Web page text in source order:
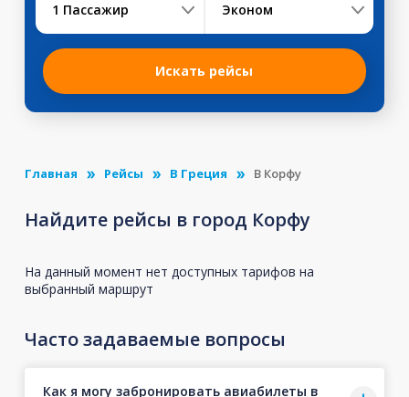
1 Пассажир Эконом
Искать рейсы
Главная Рейсы В Греция В Корфу
Найдите рейсы в город Корфу
На данный момент нет доступных тарифов на
выбранный маршрут
Часто задаваемые вопросы
Как я могу забронировать авиабилеты в